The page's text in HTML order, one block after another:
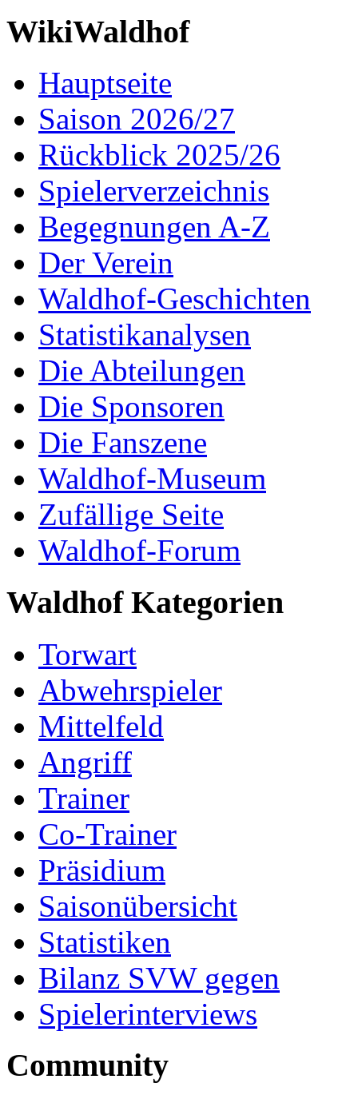
WikiWaldhof
Hauptseite
Saison 2026/27
Rückblick 2025/26
Spielerverzeichnis
Begegnungen A-Z
Der Verein
Waldhof-Geschichten
Statistikanalysen
Die Abteilungen
Die Sponsoren
Die Fanszene
Waldhof-Museum
Zufällige Seite
Waldhof-Forum
Waldhof Kategorien
Torwart
Abwehrspieler
Mittelfeld
Angriff
Trainer
Co-Trainer
Präsidium
Saisonübersicht
Statistiken
Bilanz SVW gegen
Spielerinterviews
Community